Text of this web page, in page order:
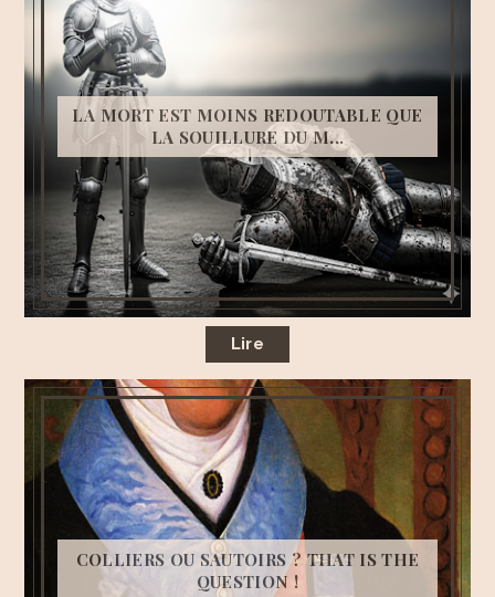
LA MORT EST MOINS REDOUTABLE QUE
LA SOUILLURE DU M...
Lire
COLLIERS OU SAUTOIRS ? THAT IS THE
QUESTION !